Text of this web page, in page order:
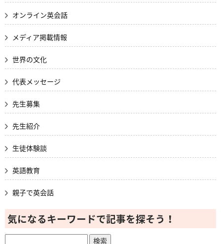
オンライン英会話
メディア掲載情報
世界の文化
代表メッセージ
先生募集
先生紹介
生徒体験談
英語教育
親子で英会話
気になるキーワードで記事を探そう！